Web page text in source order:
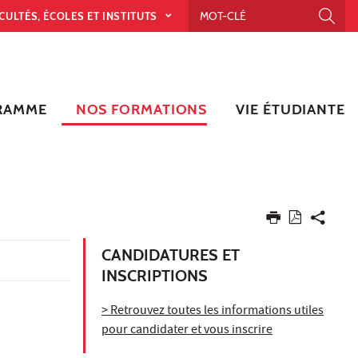
ÉCOLES ET INSTITUTS
NOS FORMATIONS VIE ÉTUDIANTE
CANDIDATURES ET
INSCRIPTIONS
> Retrouvez toutes les informations utiles
pour candidater et vous inscrire